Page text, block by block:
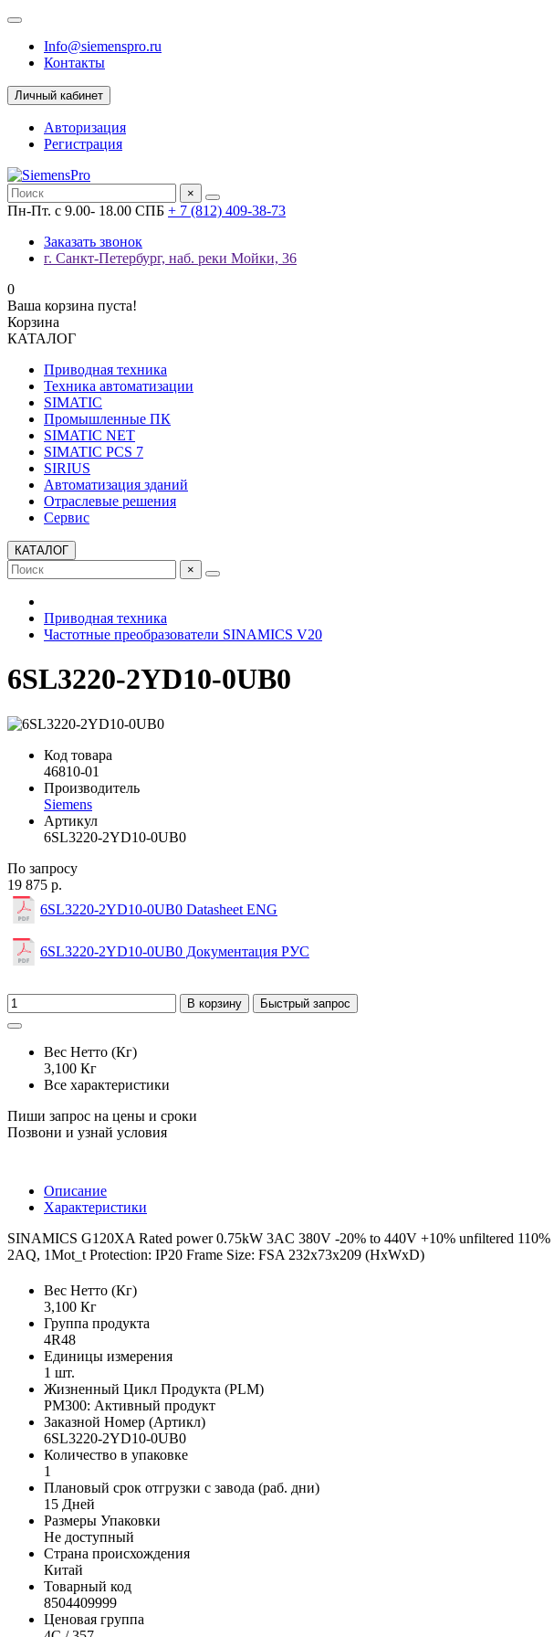
Info@siemenspro.ru
Контакты
Личный кабинет
Авторизация
Регистрация
×
Пн-Пт. с 9.00- 18.00 СПБ + 7 (812) 409-38-73
Заказать звонок
г. Санкт-Петербург, наб. реки Мойки, 36
0
Ваша корзина пуста!
Корзина
КАТАЛОГ
Приводная техника
Техника автоматизации
SIMATIC
Промышленные ПК
SIMATIC NET
SIMATIC PCS 7
SIRIUS
Автоматизация зданий
Отраслевые решения
Сервис
КАТАЛОГ
×
Приводная техника
Частотные преобразователи SINAMICS V20
6SL3220-2YD10-0UB0
Код товара
46810-01
Производитель
Siemens
Артикул
6SL3220-2YD10-0UB0
По запросу
19 875 р.
6SL3220-2YD10-0UB0 Datasheet ENG
6SL3220-2YD10-0UB0 Документация РУС
В корзину Быстрый запрос
Вес Нетто (Кг)
3,100 Кг
Все характеристики
Пиши запрос на цены и сроки
Позвони и узнай условия
Описание
Характеристики
SINAMICS G120XA Rated power 0.75kW 3AC 380V -20% to 440V +10% unfiltered
2AQ, 1Mot_t Protection: IP20 Frame Size: FSA 232x73x209 (HxWxD)
Вес Нетто (Кг)
3,100 Кг
Группа продукта
4R48
Единицы измерения
1 шт.
Жизненный Цикл Продукта (PLM)
PM300: Активный продукт
Заказной Номер (Артикл)
6SL3220-2YD10-0UB0
Количество в упаковке
1
Плановый срок отгрузки с завода (раб. дни)
15 Дней
Размеры Упаковки
Не доступный
Страна происхождения
Китай
Товарный код
8504409999
Ценовая группа